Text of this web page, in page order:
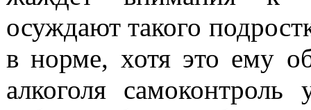
осуждают такого
в норме, хотя это ему
алкоголя самоконтроль